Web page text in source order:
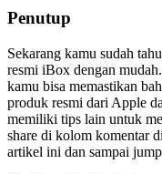
Penutup
Sekarang kamu sudah
resmi iBox dengan
kamu bisa memastikan
produk resmi dari Apple
memiliki tips lain untuk
share di kolom komentar
artikel ini dan sampai